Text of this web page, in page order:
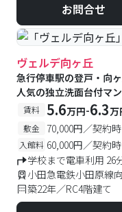
お問合せ
ヴェルデ向ヶ丘
急行停車駅の登戸・向
人気の独立洗面台付マ
賃料 5.6万円-6.3万
敷金 70,000円／契約
入館料 60,000円／契約時
学校まで電車利用 26
小田急電鉄小田原線
築22年／RC4階建て